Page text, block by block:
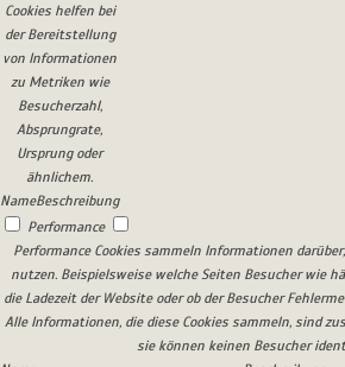
Cookies helfen bei
der Bereitstellung
von Informationen
zu Metriken wie
Besucherzahl,
Absprungrate,
Ursprung oder
ähnlichem.
NameBeschreibung
Performance
Performance Cookies sammeln Informationen
nutzen. Beispielsweise welche Seiten Besucher wie
die Ladezeit der Website oder ob der Besucher
Alle Informationen, die diese Cookies sammeln, sind
sie können keinen Besucher